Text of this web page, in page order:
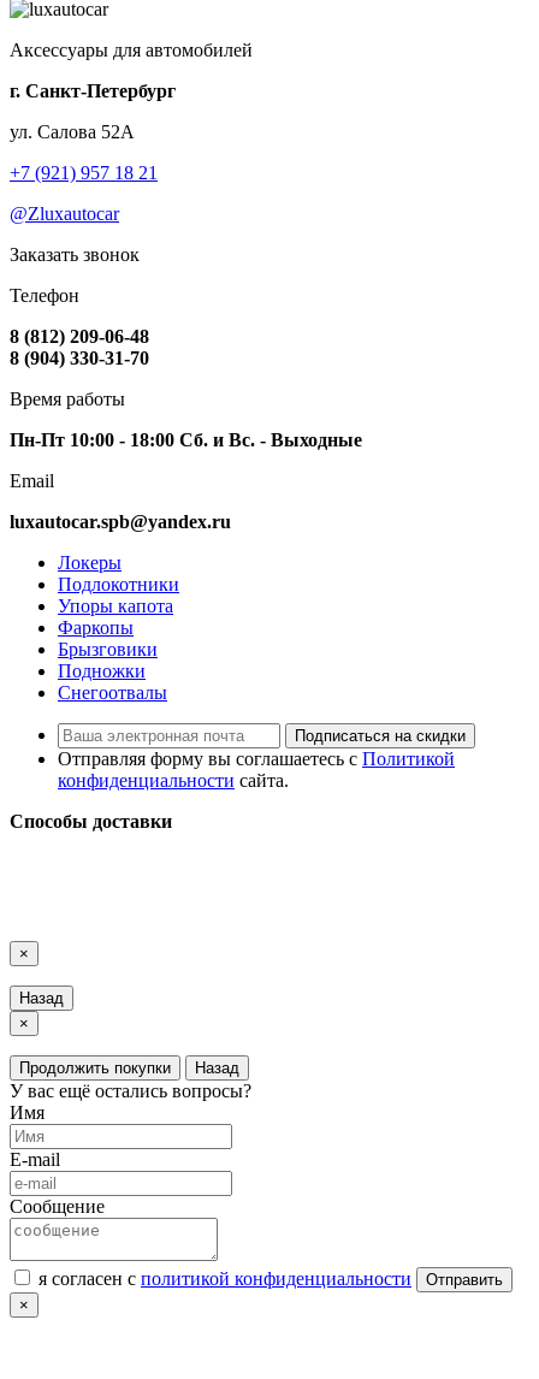
Аксессуары для автомобилей
г. Санкт-Петербург
ул. Салова 52А
+7 (921) 957 18 21
@Zluxautocar
Заказать звонок
Телефон
8 (812) 209-06-48
8 (904) 330-31-70
Время работы
Пн-Пт 10:00 - 18:00 Сб. и Вс. - Выходные
Email
luxautocar.spb@yandex.ru
Локеры
Подлокотники
Упоры капота
Фаркопы
Брызговики
Подножки
Снегоотвалы
Подписаться на скидки
Отправляя форму вы соглашаетесь с Политикой
конфиденциальности сайта.
Способы доставки
×
Назад
×
Продолжить покупки Назад
У вас ещё остались вопросы?
Имя
E-mail
Сообщение
я согласен с политикой конфиденциальности
Отправить
×